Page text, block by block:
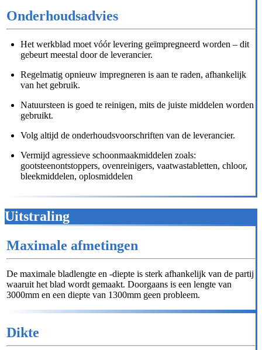
Onderhoudsadvies
Het werkblad moet vóór levering geïmpregneerd worden – dit
gebeurt meestal door de leverancier.
Regelmatig opnieuw impregneren is aan te raden, afhankelijk
van het gebruik.
Natuursteen is goed te reinigen, mits de juiste middelen worden
gebruikt.
Volg altijd de onderhoudsvoorschriften van de leverancier.
Vermijd agressieve schoonmaakmiddelen zoals:
gootsteenontstoppers, ovenreinigers, vaatwastabletten, chloor,
bleekmiddelen, oplosmiddelen
Uitstraling
Maximale afmetingen
De maximale bladlengte en -diepte is sterk afhankelijk van de partij
waaruit het blad wordt gemaakt. Doorgaans is een lengte van
3000mm en een diepte van 1300mm geen probleem.
Dikte